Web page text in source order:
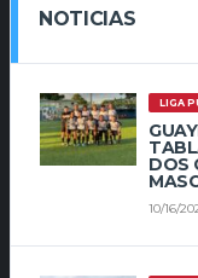
NOTICIAS
LIGA
DOS
10/16/